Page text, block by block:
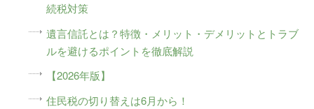
続税対策
遺言信託とは？特徴・メリット・デメリットとトラブ
ルを避けるポイントを徹底解説
【2026年版】
住民税の切り替えは6月から！